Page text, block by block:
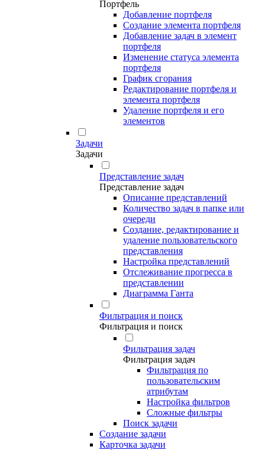
Портфель
Добавление портфеля
Создание элемента портфеля
Добавление задач в элемент
портфеля
Изменение статуса элемента
портфеля
График сгорания
Редактирование портфеля и
элемента портфеля
Удаление портфеля и его
элементов
Задачи
Задачи
Представление задач
Представление задач
Описание представлений
Количество задач в папке или
очереди
Создание, редактирование и
удаление пользовательского
представления
Настройка представлений
Отслеживание прогресса в
представлении
Диаграмма Ганта
Фильтрация и поиск
Фильтрация и поиск
Фильтрация задач
Фильтрация задач
Фильтрация по
пользовательским
атрибутам
Настройка фильтров
Сложные фильтры
Поиск задачи
Создание задачи
Карточка задачи